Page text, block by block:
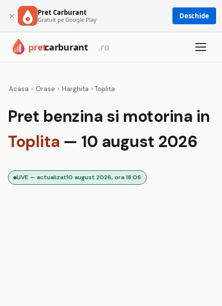
× Pret Carburant
Gratuit pe Google Play Deschide
Acasa › Orase › Harghita › Toplita
Pret benzina si motorina in
Toplita — 10 august 2026
LIVE — actualizat10 august 2026, ora 18:06